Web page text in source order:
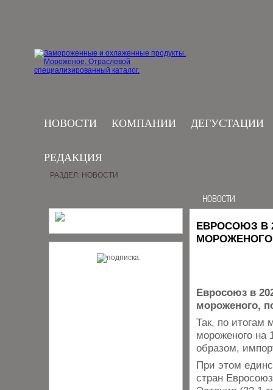
НОВОСТИ КОМПАНИИ ДЕГУСТАЦИИ
РЕДАКЦИЯ
РАЗДЕЛ: НОВОСТИ
НОВОСТИ
ЕВРОСОЮЗ В
МОРОЖЕНОГО
Евросоюз в
мороженого,
Так, по итогам
мороженого на
образом,
При этом
стран